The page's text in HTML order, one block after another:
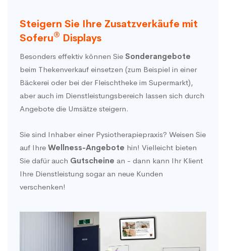
Steigern Sie Ihre Zusatzverkäufe mit
Soferu® Displays
Besonders effektiv können Sie Sonderangebote
beim Thekenverkauf einsetzen (zum Beispiel in einer
Bäckerei oder bei der Fleischtheke im Supermarkt),
aber auch im Dienstleistungsbereich lassen sich durch
Angebote die Umsätze steigern.
Sie sind Inhaber einer Pysiotherapiepraxis? Weisen Sie
auf Ihre Wellness-Angebote hin! Vielleicht bieten
Sie dafür auch Gutscheine an - dann kann Ihr Klient
Ihre Dienstleistung sogar an neue Kunden
verschenken!